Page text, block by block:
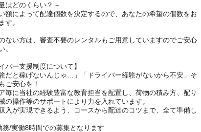
はどのくらい？～
額によって配達個数を決定するので、あなたの希望の個数をお
す。
ない方は、審査不要のレンタルもご用意していますのでご安心
。
バー支援制度について】
験だと稼げないんじゃ…」「ドライバー経験がないから不安」そ
ご安心を！
毎に当社の経験豊富な教育担当を配置し、荷物の積み方、配り
の操作等のサポートにより力を入れています。
入が実現できるよう、コースから配達のコツまで、全て準備し
務/実働8時間での募集となります